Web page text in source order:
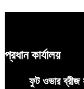
প্রধান কার্যালয়
ফুট ওভার ব্রীজ